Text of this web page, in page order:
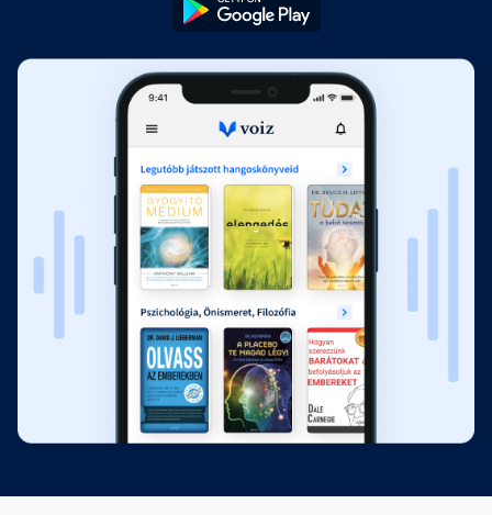
Fejezet hossza: 00:08:55
12. fejezet
Fejezet hossza: 00:09:07
13. fejezet
Fejezet hossza: 00:09:14
14. fejezet
Fejezet hossza: 00:10:13
15. fejezet
Fejezet hossza: 00:09:58